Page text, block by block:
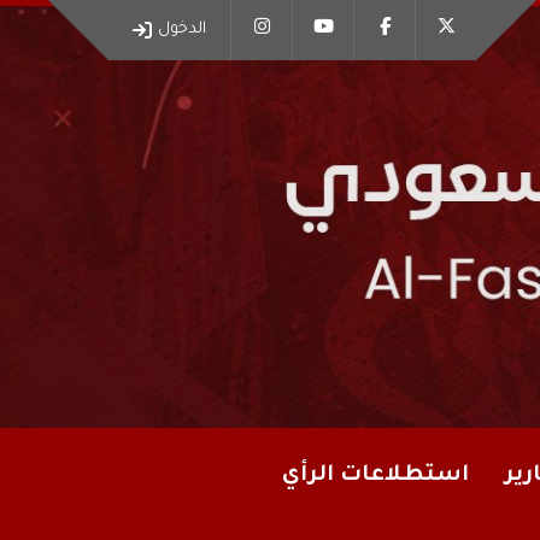
الدخول
استطلاعات الرأي